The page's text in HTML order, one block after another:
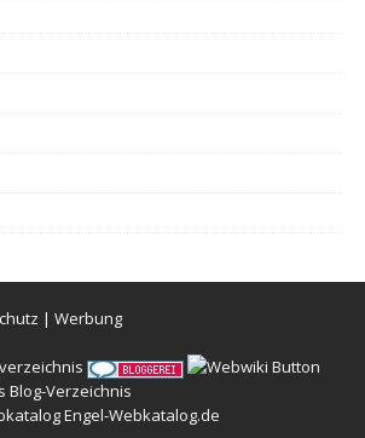
| Werbung
Engel-Webkatalog.de